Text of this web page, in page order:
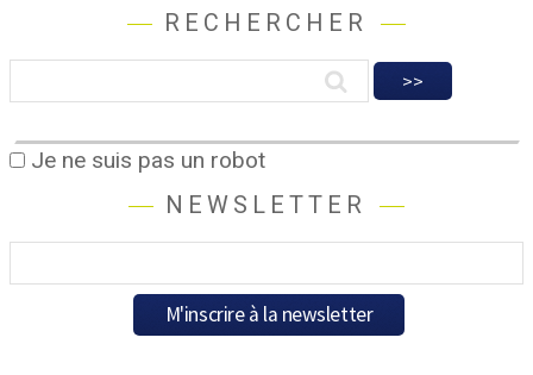
RECHERCHER
Je ne suis pas un robot
NEWSLETTER